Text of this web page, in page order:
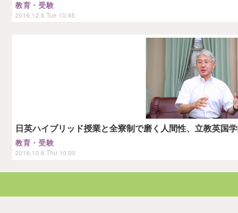
教育・受験
2016.12.6 Tue 10:45
日英ハイブリッド授業と全寮制で磨く人間性、立教英国
教育・受験
2016.10.6 Thu 10:00